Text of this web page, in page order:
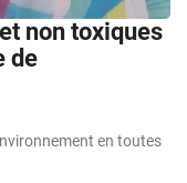
non toxiques
de
en toutes